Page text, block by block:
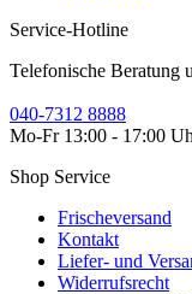
Service-Hotline
Telefonische Beratung
040-7312 8888
Mo-Fr 13:00 - 17:00
Shop Service
Frischeversand
Kontakt
Liefer- und
Widerrufsrecht